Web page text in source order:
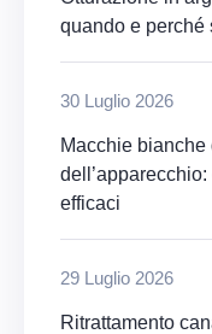
quando e perché
30 Luglio 2026
Macchie
efficaci
29 Luglio 2026
Ritrattamento